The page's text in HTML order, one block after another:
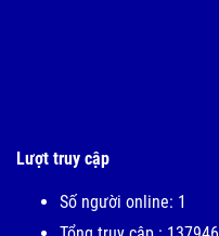
Lượt truy cập
Số người online: 1